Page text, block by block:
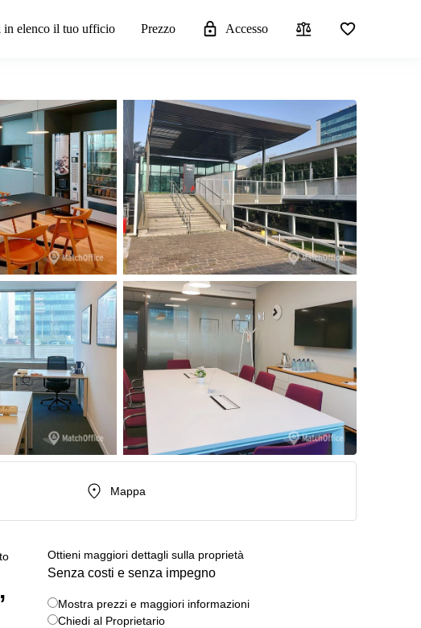
in elenco il tuo ufficio Prezzo Accesso
Mappa
Ottieni maggiori dettagli sulla proprietà
Senza costi e senza impegno
Mostra prezzi e maggiori informazioni
Chiedi al Proprietario